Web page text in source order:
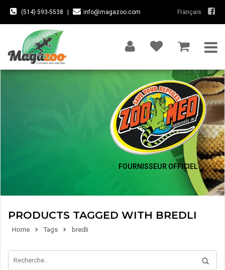
(514) 593-5538 info@magazoo.com Français
FOURNISSEUR OFFICIEL
PRODUCTS TAGGED WITH BREDLI
Home Tags bredli